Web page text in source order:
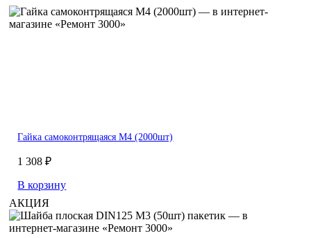
Гайка самоконтрящаяся M4 (2000шт)
1 308 ₽
В корзину
АКЦИЯ